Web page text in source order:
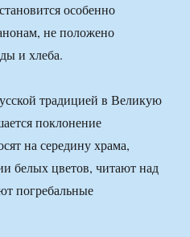
особенно
не положено
и хлеба.
традицией в Великую
поклонение
на середину храма,
белых цветов, читают над
погребальные